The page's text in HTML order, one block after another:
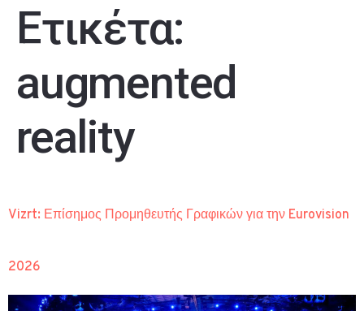
Ετικέτα:
augmented
reality
Vizrt: Επίσημος Προμηθευτής Γραφικών για την Eurovision
2026